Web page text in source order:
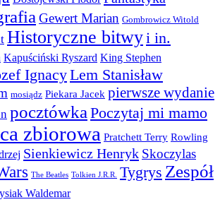
Gewert Marian Gombrowicz Witold
Historyczne bitwyi in.
Kapuściński Ryszard King Stephen
IgnacyLem Stanisław
mosiądz Piekara Jacek pierwsze wydanie
pocztówka Poczytaj mi mamo
zbiorowa Pratchett Terry Rowling
Sienkiewicz Henryk Skoczylas
The Beatles Tolkien J.R.R. Tygrys Zespół
Waldemar